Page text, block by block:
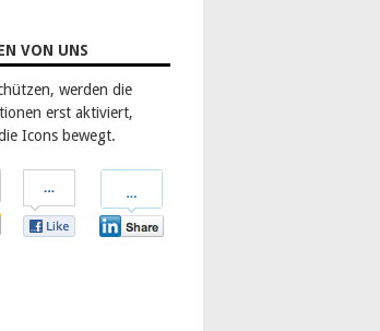
VON UNS
werden die
erst aktiviert,
Icons bewegt.
bei
Facebook
LinkedIn